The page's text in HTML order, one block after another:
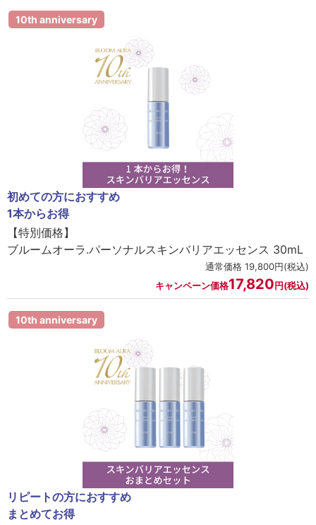
10th anniversary
初めての方におすすめ
1本からお得
【特別価格】
ブルームオーラ.パーソナルスキンバリアエッセンス 30mL
通常価格 19,800円(税込)
キャンペーン価格17,820円(税込)
10th anniversary
リピートの方におすすめ
まとめてお得